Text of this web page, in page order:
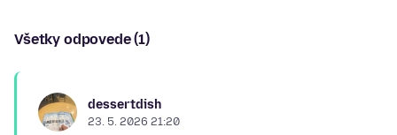
Všetky odpovede (1)
dessertdish
23. 5. 2026 21:20